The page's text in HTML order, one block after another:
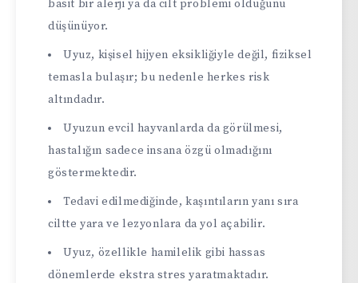
basit bir alerji ya da cilt problemi olduğunu
düşünüyor.
Uyuz, kişisel hijyen eksikliğiyle değil, fiziksel
temasla bulaşır; bu nedenle herkes risk
altındadır.
Uyuzun evcil hayvanlarda da görülmesi,
hastalığın sadece insana özgü olmadığını
göstermektedir.
Tedavi edilmediğinde, kaşıntıların yanı sıra
ciltte yara ve lezyonlara da yol açabilir.
Uyuz, özellikle hamilelik gibi hassas
dönemlerde ekstra stres yaratmaktadır.